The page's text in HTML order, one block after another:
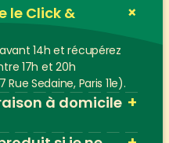
le Click &
+
14h et récupérez
17h et 20h
Sedaine, Paris 11e).
à domicile +